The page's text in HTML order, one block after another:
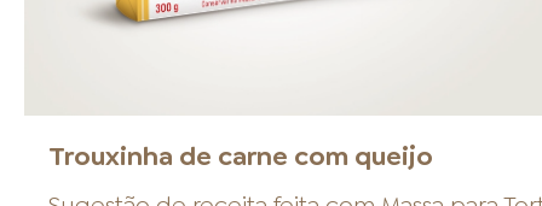
Trouxinha de carne com queijo